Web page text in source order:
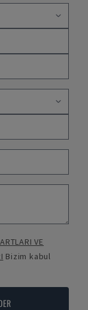
VE
Bizim kabul